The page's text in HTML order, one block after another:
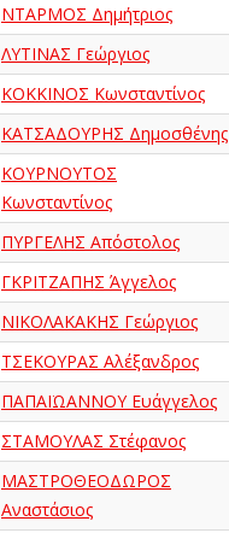
ΝΤΑΡΜΟΣ Δημήτριος
ΛΥΤΙΝΑΣ Γεώργιος
ΚΟΚΚΙΝΟΣ Κωνσταντίνος
ΚΑΤΣΑΔΟΥΡΗΣ Δημοσθένης
ΚΟΥΡΝΟΥΤΟΣ
Κωνσταντίνος
ΠΥΡΓΕΛΗΣ Απόστολος
ΓΚΡΙΤΖΑΠΗΣ Άγγελος
ΝΙΚΟΛΑΚΑΚΗΣ Γεώργιος
ΤΣΕΚΟΥΡΑΣ Αλέξανδρος
ΠΑΠΑΪΩΑΝΝΟΥ Ευάγγελος
ΣΤΑΜΟΥΛΑΣ Στέφανος
ΜΑΣΤΡΟΘΕΟΔΩΡΟΣ
Αναστάσιος